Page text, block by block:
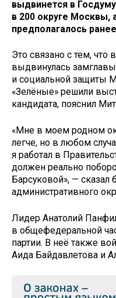
выдвинется в
в 200 округе Москвы,
предполагалось
Это связано с тем, что
выдвинулась
и социальной защиты
«Зелёные» решили
кандидата, пояснил
«Мне в моем родном
легче, но в любом
я работал в
должен реально
Барсуковой», —
административного
Лидер Анатолий
в общефедеральной
партии. В неё также
Аида Байдавлетова и